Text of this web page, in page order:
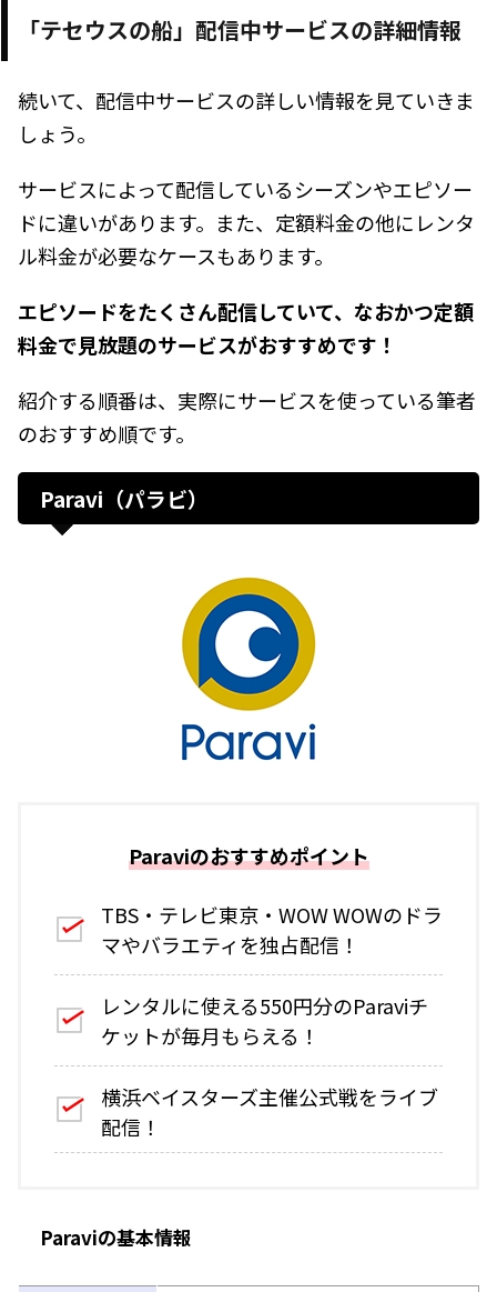
「テセウスの船」配信中サービスの詳細情報
続いて、配信中サービスの詳しい情報を見ていきま
しょう。
サービスによって配信しているシーズンやエピソー
ドに違いがあります。また、定額料金の他にレンタ
ル料金が必要なケースもあります。
エピソードをたくさん配信していて、なおかつ定額
料金で見放題のサービスがおすすめです！
紹介する順番は、実際にサービスを使っている筆者
のおすすめ順です。
Paravi（パラビ）
Paraviのおすすめポイント
TBS・テレビ東京・WOW WOWのドラ
マやバラエティを独占配信！
レンタルに使える550円分のParaviチ
ケットが毎月もらえる！
横浜ベイスターズ主催公式戦をライブ
配信！
Paraviの基本情報